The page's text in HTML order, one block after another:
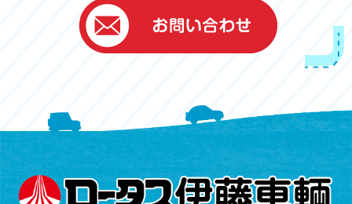
050-5851-0338
浜北店
050-5851-0339
（年中無休24h対応）